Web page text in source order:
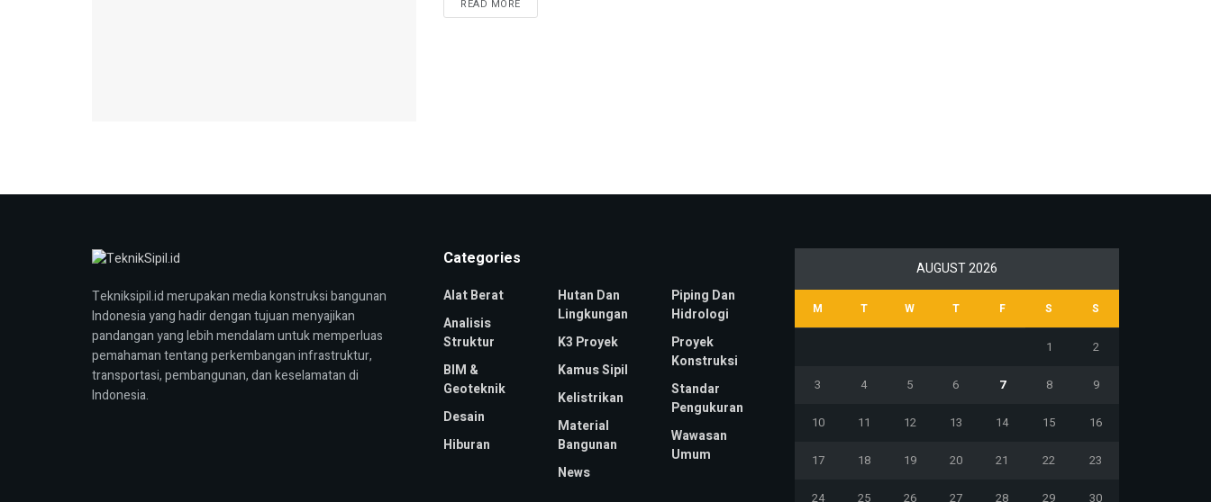
READ MORE
Tekniksipil.id merupakan media konstruksi bangunan
Indonesia yang hadir dengan tujuan menyajikan
pandangan yang lebih mendalam untuk memperluas
pemahaman tentang perkembangan infrastruktur,
transportasi, pembangunan, dan keselamatan di
Indonesia.
Categories
Alat Berat
Analisis
Struktur
BIM &
Geoteknik
Desain
Hiburan
Hutan Dan
Lingkungan
K3 Proyek
Kamus Sipil
Kelistrikan
Material
Bangunan
News
Piping Dan
Hidrologi
Proyek
Konstruksi
Standar
Pengukuran
Wawasan
Umum
AUGUST 2026
M T W T F S S
1 2
3 4 5 6 7 8 9
10 11 12 13 14 15 16
17 18 19 20 21 22 23
24 25 26 27 28 29 30